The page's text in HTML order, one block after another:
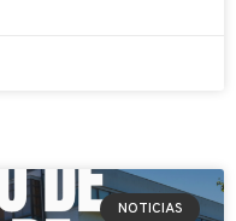
NOTICIAS